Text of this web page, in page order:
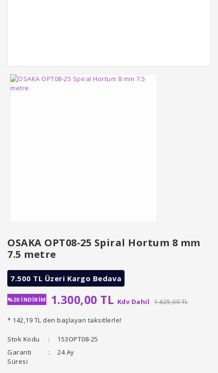
OSAKA OPT08-25 Spiral Hortum 8 mm
7.5 metre
7.500 TL Üzeri Kargo Bedava
%20 İNDİRİM 1.300,00 TL Kdv Dahil 1.625,00 TL
* 142,19 TL den başlayan taksitlerle!
Stok Kodu
153OPT08-25
Garanti
Süresi
24 Ay